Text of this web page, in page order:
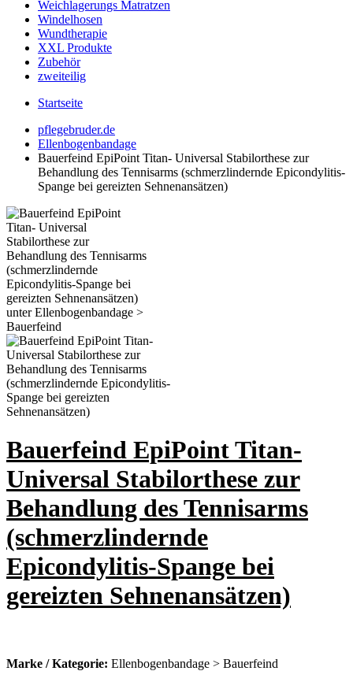
Weichlagerungs Matratzen
Windelhosen
Wundtherapie
XXL Produkte
Zubehör
zweiteilig
Startseite
pflegebruder.de
Ellenbogenbandage
Bauerfeind EpiPoint Titan- Universal Stabilorthese zur
Behandlung des Tennisarms (schmerzlindernde Epicondylitis-
Spange bei gereizten Sehnenansätzen)
Bauerfeind EpiPoint Titan-
Universal Stabilorthese zur
Behandlung des Tennisarms
(schmerzlindernde
Epicondylitis-Spange bei
gereizten Sehnenansätzen)
Marke / Kategorie: Ellenbogenbandage > Bauerfeind